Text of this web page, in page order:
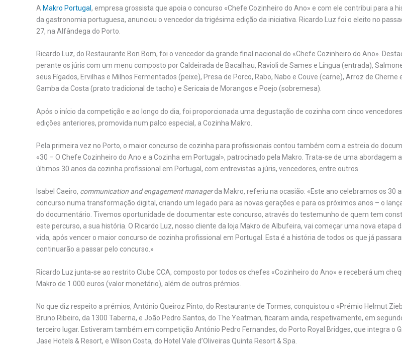
A Makro Portugal , empresa grossista que apoia o concurso «Chefe Cozinheiro do Ano» e com ele contribui para a
da gastronomia portuguesa, anunciou o vencedor da trigésima edição da iniciativa. Ricardo Luz foi o eleito no
27, na Alfândega do Porto.
Ricardo Luz, do Restaurante Bon Bom, foi o vencedor da grande final nacional do «Chefe Cozinheiro do Ano».
perante os júris com um menu composto por Caldeirada de Bacalhau, Ravioli de Sames e Língua (entrada),
seus Fígados, Ervilhas e Milhos Fermentados (peixe), Presa de Porco, Rabo, Nabo e Couve (carne), Arroz de Cherne
Gamba da Costa (prato tradicional de tacho) e Sericaia de Morangos e Poejo (sobremesa).
Após o início da competição e ao longo do dia, foi proporcionada uma degustação de cozinha com cinco
edições anteriores, promovida num palco especial, a Cozinha Makro.
Pela primeira vez no Porto, o maior concurso de cozinha para profissionais contou também com a estreia do
«30 – O Chefe Cozinheiro do Ano e a Cozinha em Portugal», patrocinado pela Makro. Trata-se de uma abordagem
últimos 30 anos da cozinha profissional em Portugal, com entrevistas a júris, vencedores, entre outros.
Isabel Caeiro, communication and engagement managerda Makro, referiu na ocasião: «Este ano celebramos os 30
concurso numa transformação digital, criando um legado para as novas gerações e para os próximos anos – o
do documentário. Tivemos oportunidade de documentar este concurso, através do testemunho de quem tem
este percurso, a sua história. O Ricardo Luz, nosso cliente da loja Makro de Albufeira, vai começar uma nova etapa
vida, após vencer o maior concurso de cozinha profissional em Portugal. Esta é a história de todos os que já
continuarão a passar pelo concurso.»
Ricardo Luz junta-se ao restrito Clube CCA, composto por todos os chefes «Cozinheiro do Ano» e receberá um
Makro de 1.000 euros (valor monetário), além de outros prémios.
No que diz respeito a prémios, António Queiroz Pinto, do Restaurante de Tormes, conquistou o «Prémio Helmut
Bruno Ribeiro, da 1300 Taberna, e João Pedro Santos, do The Yeatman, ficaram ainda, respetivamente, em
terceiro lugar. Estiveram também em competição António Pedro Fernandes, do Porto Royal Bridges, que integra o
Jase Hotels & Resort, e Wilson Costa, do Hotel Vale d’Oliveiras Quinta Resort & Spa.